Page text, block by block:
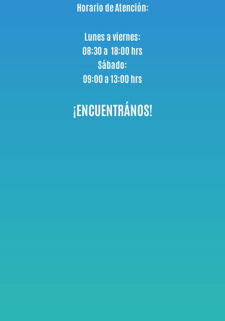
Horario de Atención:
Lunes a viernes:
08:30 a 18:00 hrs
Sábado:
09:00 a 13:00 hrs
¡ENCUENTRÁNOS!